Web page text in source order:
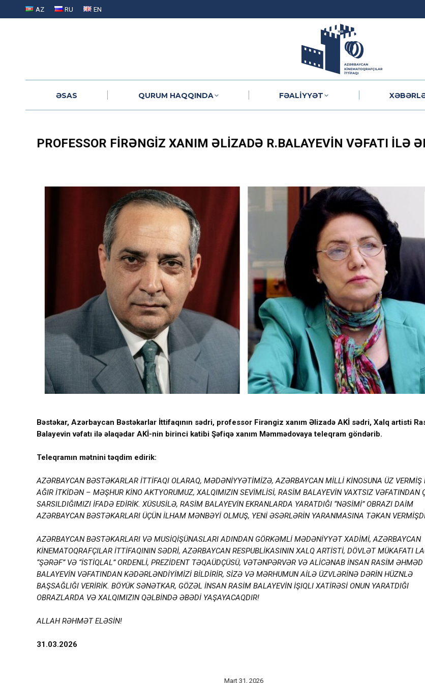
AZ RU EN
ƏSAS
QURUM HAQQINDA FƏALIYYƏT
PROFESSOR FIRƏNGIZ XANIM ƏLIZADƏ R.BALAYEVIN VƏFATI ILƏ
Bəstəkar, Azərbaycan Bəstəkarlar İttifaqının sədri, professor Firəngiz xanım Əlizadə AKİ sədri, Xalq artisti
Balayevin vəfatı ilə əlaqədar AKİ-nin birinci katibi Şəfiqə xanım Məmmədovaya teleqram göndərib.
Teleqramın mətnini təqdim edirik:
AZƏRBAYCAN BƏSTƏKARLAR İTTİFAQI OLARAQ, MƏDƏNİYYƏTİMİZƏ, AZƏRBAYCAN MİLLİ KİNOSUNA ÜZ VERMİŞ
AĞIR İTKİDƏN – MƏŞHUR KİNO AKTYORUMUZ, XALQIMIZIN SEVİMLİSİ, RASİM BALAYEVİN VAXTSIZ VƏFATINDAN
SARSILDIĞIMIZI İFADƏ EDİRİK. XÜSUSİLƏ, RASİM BALAYEVİN EKRANLARDA YARATDIĞI “NƏSİMİ” OBRAZI DAİM
AZƏRBAYCAN BƏSTƏKARLARI ÜÇÜN İLHAM MƏNBƏYİ OLMUŞ, YENİ ƏSƏRLƏRİN YARANMASINA TƏKAN
AZƏRBAYCAN BƏSTƏKARLARI VƏ MUSİQİŞÜNASLARI ADINDAN GÖRKƏMLİ MƏDƏNİYYƏT XADİMİ, AZƏRBAYCAN
KİNEMATOQRAFÇILAR İTTİFAQININ SƏDRİ, AZƏRBAYCAN RESPUBLİKASININ XALQ ARTİSTİ, DÖVLƏT MÜKAFATI
“ŞƏRƏF” VƏ “İSTİQLAL” ORDENLİ, PREZİDENT TƏQAÜDÇÜSÜ, VƏTƏNPƏRVƏR VƏ ALİCƏNAB İNSAN RASİM ƏHMƏD
BALAYEVİN VƏFATINDAN KƏDƏRLƏNDİYİMİZİ BİLDİRİR, SİZƏ VƏ MƏRHUMUN AİLƏ ÜZVLƏRİNƏ DƏRİN HÜZNLƏ
BAŞSAĞLIĞI VERİRİK. BÖYÜK SƏNƏTKAR, GÖZƏL İNSAN RASİM BALAYEVİN İŞIQLI XATİRƏSİ ONUN YARATDIĞI
OBRAZLARDA VƏ XALQIMIZIN QƏLBİNDƏ ƏBƏDİ YAŞAYACAQDIR!
ALLAH RƏHMƏT ELƏSİN!
31.03.2026
Mart 31, 2026